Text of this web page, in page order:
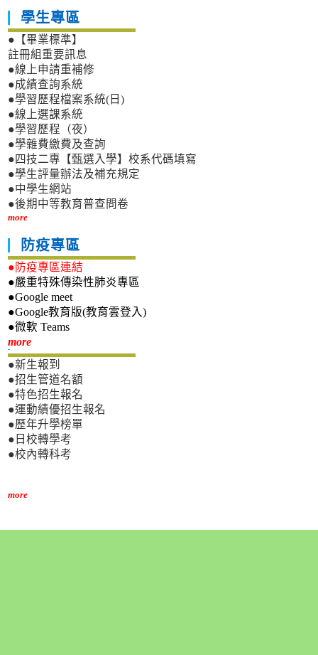
學生專區
●【畢業標準】
註冊組重要訊息
●線上申請重補修
●成績查詢系統
●學習歷程檔案系統(日)
●線上選課系統
●學習歷程（夜）
●學雜費繳費及查詢
●四技二專【甄選入學】校系代碼填寫
●學生評量辦法及補充規定
●中學生網站
●後期中等教育普查問卷
more
防疫專區
●防疫專區連結
●嚴重特殊傳染性肺炎專區
●Google meet
●Google教育版(教育雲登入)
●微軟 Teams
more新生專區
●新生報到
●招生管道名額
●特色招生報名
●運動績優招生報名
●歷年升學榜單
●日校轉學考
●校內轉科考
more